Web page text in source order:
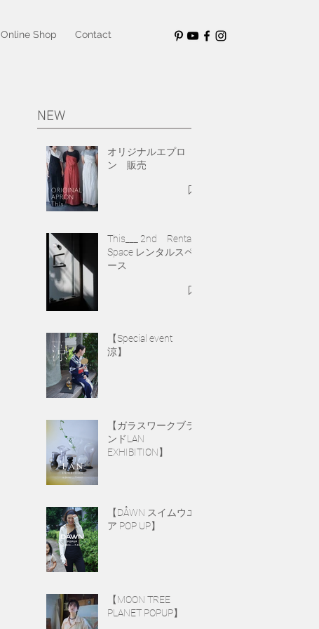
Online Shop Contact
NEW
オリジナルエプロ
ン 販売
This___ 2nd Rental
Space レンタルスペ
ース
【Special event
涼】
【ガラスワークブラ
ンドLAN
EXHIBITION】
【DÅWN スイムウエ
ア POP UP】
【MOON TREE
PLANET POPUP】